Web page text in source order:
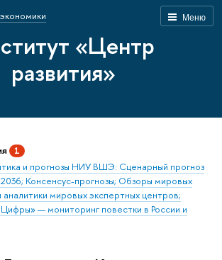
Меню
«Центр
развития»
1
и прогнозы НИУ ВШЭ: Сценарный прогноз
Консенсус-прогнозы; Обзоры мировых
мировых экспертных центров;
— мониторинг повестки в России и